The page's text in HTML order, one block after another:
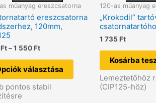
műanyag ereszcsatorna
ereszcsatorna
120mm,
Ft – 1 550FtÁrtartomány:
1
550 Ft
választása
Ennek
terméknek
pontos stabil
120-as műanyag
„Krokodil”
1 735 Ft
Kosárba
Lemeztetőhöz
(CIP125-höz)